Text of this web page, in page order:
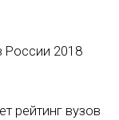
России 2018
рейтинг вузов